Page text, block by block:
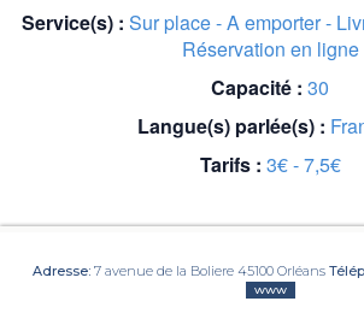
Service(s) : Sur place - A emporter -
Réservation en ligne
Capacité : 30
Langue(s) parlée(s) :
Tarifs : 3€ - 7,5€
Adresse: 7 avenue de la Boliere 45100 Orléans
www